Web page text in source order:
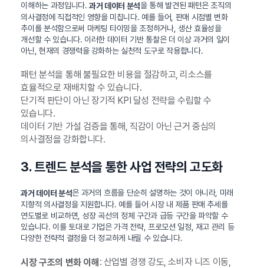
이해하는 과정입니다.과거 데이터 분석을 통해 발견된 패턴은 조직의
의사결정에 직접적인 영향을 미칩니다. 예를 들어, 판매 시점별 변화
추이를 분석함으로써 마케팅 타이밍을 조정하거나, 생산 효율성을
개선할 수 있습니다. 이러한 데이터 기반 통찰은 더 이상 과거의 일이
아닌, 현재의 경쟁력을 강화하는 실천적 도구로 작용합니다.
패턴 분석을 통해 불필요한 비용을 절감하고, 리소스를
효율적으로 재배치할 수 있습니다.
단기적 판단이 아닌 장기적 KPI 달성 전략을 수립할 수
있습니다.
데이터 기반 가설 검증을 통해, 직감이 아닌 근거 중심의
의사결정을 강화합니다.
3. 트렌드 분석을 통한 사업 전략의 고도화
과거 데이터 분석은 과거의 흐름을 단순히 설명하는 것이 아니라, 미래
지향적 의사결정을 지원합니다. 예를 들어 시장 내 제품 판매 추세를
연도별로 비교하면, 성장 곡선의 정체 구간과 급등 구간을 파악할 수
있습니다. 이를 토대로 기업은 가격 전략, 프로모션 일정, 재고 관리 등
다양한 전략적 결정을 더 정교하게 내릴 수 있습니다.
시장 구조의 변화 이해 : 산업별 경쟁 강도, 소비자 니즈 이동,